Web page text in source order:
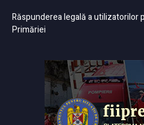
Răspunderea legală a utilizatorilor
Primăriei